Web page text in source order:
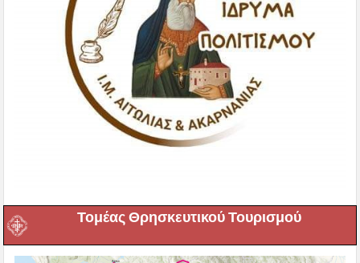
Τομέας Θρησκευτικού Τουρισμού